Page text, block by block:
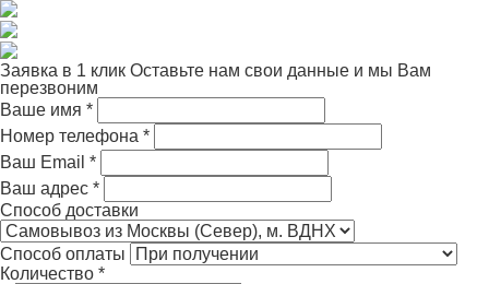
Заявка в 1 клик Оставьте нам свои данные и мы Вам
перезвоним
Ваше имя *
Номер телефона *
Ваш Email *
Ваш адрес *
Способ доставки
Способ оплаты
Количество *